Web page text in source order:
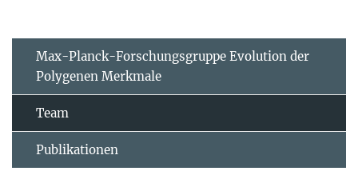
Max-Planck-Forschungsgruppe Evolution der
Polygenen Merkmale
Team
Publikationen